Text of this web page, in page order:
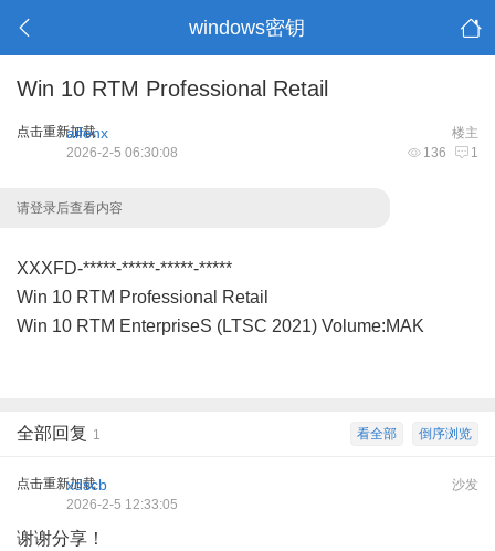
windows密钥
Win 10 RTM Professional Retail
点击重新加载 楼主
aifenx
136 1
2026-2-5 06:30:08
请登录后查看内容
XXXFD-*****-*****-*****-*****
Win 10 RTM Professional Retail
Win 10 RTM EnterpriseS (LTSC 2021) Volume:MAK
倒序浏览
看全部
全部回复 1
点击重新加载 沙发
xdscb
2026-2-5 12:33:05
谢谢分享！